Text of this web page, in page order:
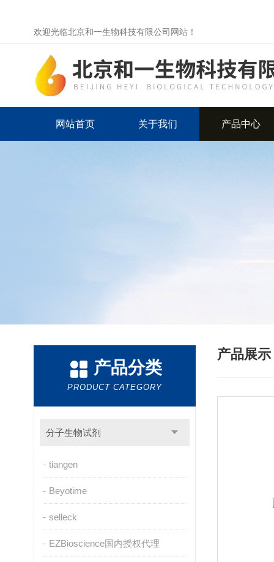
欢迎光临北京和一生物科技有限公司网站！
网站首页 关于我们 产品中心
产品分类
PRODUCT CATEGORY
分子生物试剂
tiangen
Beyotime
selleck
EZBioscience国内授权代理
产品展示